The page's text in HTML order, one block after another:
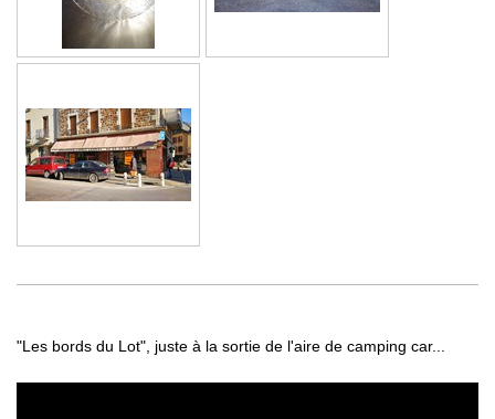
"Les bords du Lot", juste à la sortie de l'aire de camping car...